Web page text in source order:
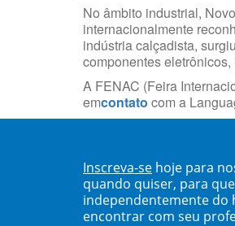
No âmbito industrial,
internacionalmente
indústria calçadista,
componentes
A FENAC (Feira
emcontato com a
Inscreva-se hoje para
quando quiser, para
independentemente do
encontrar com seu